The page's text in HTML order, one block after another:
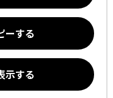
ーする
示する